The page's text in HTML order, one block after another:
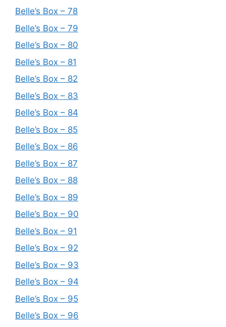
Belle’s Box – 78
Belle’s Box – 79
Belle’s Box – 80
Belle’s Box – 81
Belle’s Box – 82
Belle’s Box – 83
Belle’s Box – 84
Belle’s Box – 85
Belle’s Box – 86
Belle’s Box – 87
Belle’s Box – 88
Belle’s Box – 89
Belle’s Box – 90
Belle’s Box – 91
Belle’s Box – 92
Belle’s Box – 93
Belle’s Box – 94
Belle’s Box – 95
Belle’s Box – 96